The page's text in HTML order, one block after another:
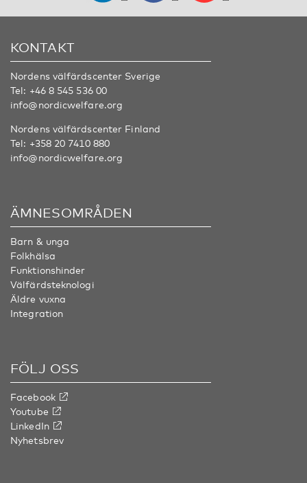
KONTAKT
Nordens välfärdscenter Sverige
Tel: +46 8 545 536 00
info@nordicwelfare.org
Nordens välfärdscenter Finland
Tel: +358 20 7410 880
info@nordicwelfare.org
ÄMNESOMRÅDEN
Barn & unga
Folkhälsa
Funktionshinder
Välfärdsteknologi
Äldre vuxna
Integration
FÖLJ OSS
Facebook
Youtube
LinkedIn
Nyhetsbrev